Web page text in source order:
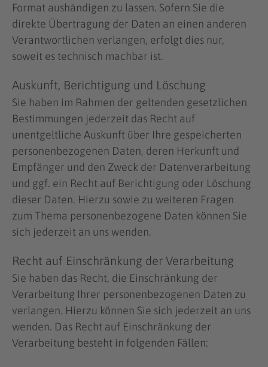
Format aushändigen zu lassen. Sofern Sie die
direkte Übertragung der Daten an einen anderen
Verantwortlichen verlangen, erfolgt dies nur,
soweit es technisch machbar ist.
Auskunft, Berichtigung und Löschung
Sie haben im Rahmen der geltenden gesetzlichen
Bestimmungen jederzeit das Recht auf
unentgeltliche Auskunft über Ihre gespeicherten
personenbezogenen Daten, deren Herkunft und
Empfänger und den Zweck der Datenverarbeitung
und ggf. ein Recht auf Berichtigung oder Löschung
dieser Daten. Hierzu sowie zu weiteren Fragen
zum Thema personenbezogene Daten können Sie
sich jederzeit an uns wenden.
Recht auf Einschränkung der Verarbeitung
Sie haben das Recht, die Einschränkung der
Verarbeitung Ihrer personenbezogenen Daten zu
verlangen. Hierzu können Sie sich jederzeit an uns
wenden. Das Recht auf Einschränkung der
Verarbeitung besteht in folgenden Fällen: